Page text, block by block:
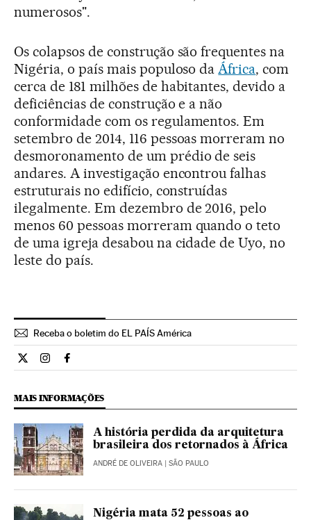
numerosos".
Os colapsos de construção são frequentes na
Nigéria, o país mais populoso daÁfrica, com
cerca de 181 milhões de habitantes, devido a
deficiências de construção e a não
conformidade com os regulamentos. Em
setembro de 2014, 116 pessoas morreram no
desmoronamento de um prédio de seis
andares. A investigação encontrou falhas
estruturais no edifício, construídas
ilegalmente. Em dezembro de 2016, pelo
menos 60 pessoas morreram quando o teto
de uma igreja desabou na cidade de Uyo, no
leste do país.
Receba o boletim do EL PAÍS América
Internacional El País Brasil en Twitter
Internacional El País Brasil en Instagram
Internacional El País Brasil en Facebook
MAIS INFORMAÇÕES
A história perdida da arquitetura
brasileira dos retornados à África
ANDRÉ DE OLIVEIRA | SÃO PAULO
Nigéria mata 52 pessoas ao